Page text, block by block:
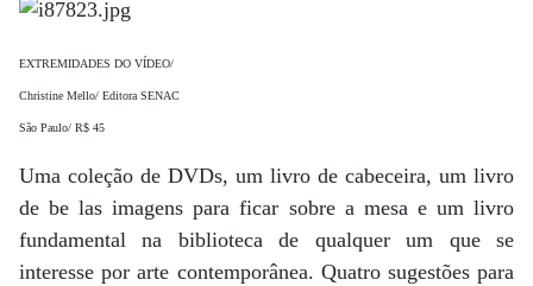
EXTREMIDADES DO VÍDEO/
Christine Mello/ Editora SENAC
São Paulo/ R$ 45
Uma coleção de DVDs, um livro de cabeceira, um livro
de be las imagens para ficar sobre a mesa e um livro
fundamental na biblioteca de qualquer um que se
interesse por arte contemporânea. Quatro sugestões para